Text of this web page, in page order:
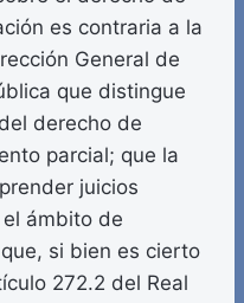
es contraria a la
General de
que distingue
derecho de
parcial; que la
juicios
ámbito de
si bien es cierto
272.2 del Real